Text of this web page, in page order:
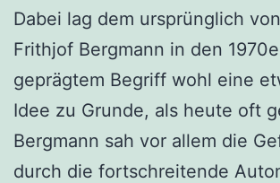
Dabei lag dem ursprünglich
Frithjof Bergmann in den
geprägtem Begriff wohl eine
Idee zu Grunde, als heute oft
Bergmann sah vor allem die
durch die fortschreitende